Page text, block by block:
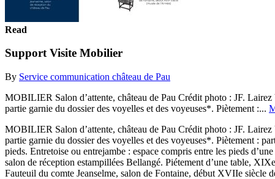
Read
Support Visite Mobilier
By Service communication château de Pau
MOBILIER Salon d’attente, château de Pau Crédit photo : JF.
partie garnie du dossier des voyelles et des voyeuses*. Piètement :...
MOBILIER Salon d’attente, château de Pau Crédit photo : JF.
partie garnie du dossier des voyelles et des voyeuses*. Piètement :
pieds. Entretoise ou entrejambe : espace compris entre les pieds
salon de réception estampillées Bellangé. Piétement d’une table,
Fauteuil du comte Jeanselme, salon de Fontaine, début XVIIe siècle